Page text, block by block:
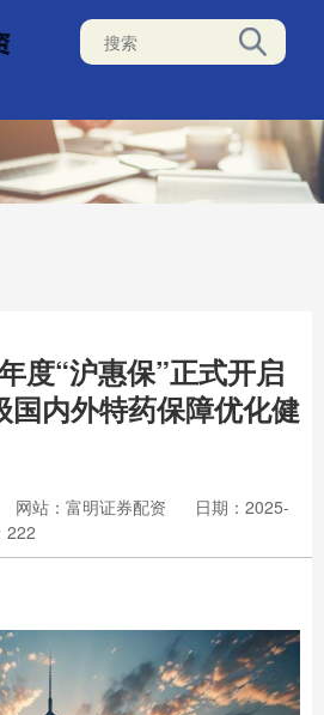
度“沪惠保”正式开启
国内外特药保障优化健
网站：富明证券配资
日期：2025-
222